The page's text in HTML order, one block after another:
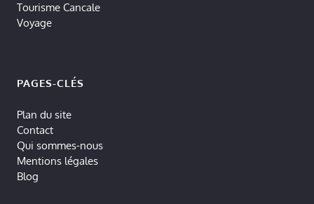
Tourisme Cancale
Voyage
PAGES-CLÉS
Plan du site
Contact
Qui sommes-nous
Mentions légales
Blog